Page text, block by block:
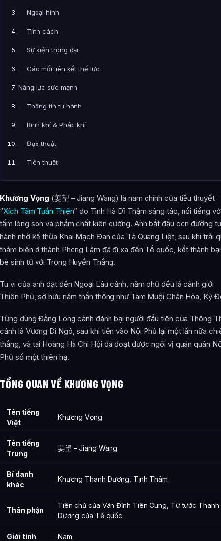
Ngoại hình
Tính cách
Sự kiện trọng đại
Các mối liên kết thế lực
Năng lực sức mạnh
Thông tin tu hành
Binh khí & Pháp khí
Đạo thuật
Tiên thuật
Thần thông & Bí thuật
Kiếm thuật
Quan hệ nhân mạch
Kinh lịch nhân sinh
Ảnh về Khương Vọng
Câu Hỏi Thường Gặp
Cảnh giới tu luyện của Khương Vọng như thế nào?
Khương Vọng xuất hiện trong tác phẩm nào?
Thông tin về Khương Vọng được tổng hợp từ đâu?
Khương Vọng (姜望 – Jiang Wang) là nam chính của tiểu thuyết
“Xích Tâm Tuần Thiên” do Tình Hà Dĩ Thậm sáng tác, nổi tiếng
tấm lòng son và phẩm chất kiên cường. Anh bắt đầu con đường tu
hành nhờ kế thừa Khai Mạch Đan của Tả Quang Liệt, sau khi trải
thảm biến ở thành Phong Lâm đã đi xa đến Tề quốc, kết thành
bè sinh tử với Trọng Huyền Thắng.
Tu vi của anh đạt đến Ngoại Lâu cảnh, năm phủ đều là cảnh giới
Thiên Phủ, sở hữu năm thần thông như Tam Muội Chân Hỏa, Kỳ
Từng dùng Đằng Long cảnh đánh bại người đầu tiên của Thông
cảnh là Vương Di Ngô, sau khi tiến vào Nội Phủ lại một lần nữa
thắng, và tại Hoàng Hà Chi Hội đã đoạt được ngôi vị quán quân
Phủ số một thiên hạ.
TỔNG QUAN VỀ KHƯƠNG VỌNG
Tên tiếng
Việt
Khương Vọng
Tên tiếng
Trung
姜望 – Jiang Wang
Bí danh
khác
Khương Thanh Dương, Tịnh Thâm
Thân phận
Tiên chủ của Vân Đỉnh Tiên Cung, Tử tước Thanh
Dương của Tề quốc
Giới tính Nam